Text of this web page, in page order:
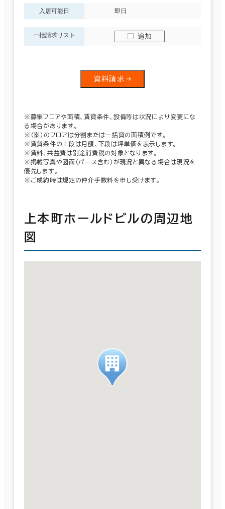
入居可能日 即日
一括請求リスト 追加
資料請求
※募集フロアや面積、賃貸条件、設備等は状況により変更にな
る場合があります。
※（案）のフロアは分割または一括貸の面積例です。
※賃貸条件の上段は月額、下段は坪単価を表示します。
※賃料、共益費は別途消費税の対象となります。
※掲載写真や図面（パース含む）が現況と異なる場合は現況を
優先します。
※ご成約時は規定の仲介手数料を申し受けます。
上本町ホールドビルの周辺地
図